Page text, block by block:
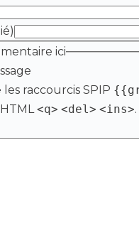
ici
raccourcis SPIP
<q> <del> <ins>